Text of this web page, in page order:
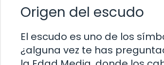
Origen del escudo
El escudo es uno de los
¿alguna vez te has